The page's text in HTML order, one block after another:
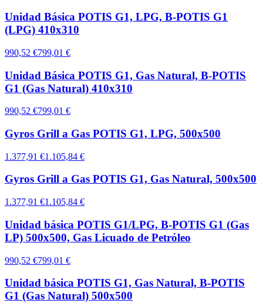
Unidad Básica POTIS G1, LPG, B-POTIS G1
(LPG) 410x310
990,52 €799,01 €
Unidad Básica POTIS G1, Gas Natural, B-POTIS
G1 (Gas Natural) 410x310
990,52 €799,01 €
Gyros Grill a Gas POTIS G1, LPG, 500x500
1.377,91 €1.105,84 €
Gyros Grill a Gas POTIS G1, Gas Natural, 500x500
1.377,91 €1.105,84 €
Unidad básica POTIS G1/LPG, B-POTIS G1 (Gas
LP) 500x500, Gas Licuado de Petróleo
990,52 €799,01 €
Unidad básica POTIS G1, Gas Natural, B-POTIS
G1 (Gas Natural) 500x500